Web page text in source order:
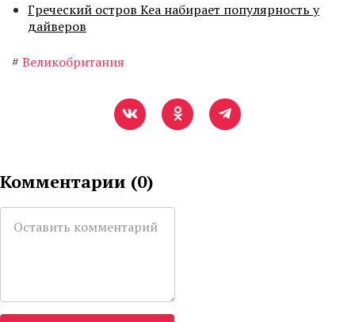
Греческий остров Кеа набирает популярность у
дайверов
# Великобритания
Комментарии (0)